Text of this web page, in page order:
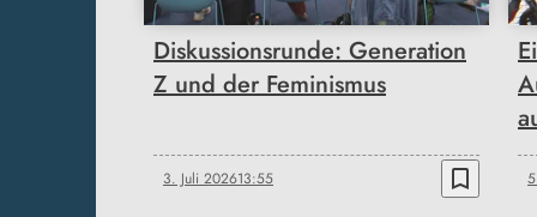
Diskussionsrunde: Generation
Z und der Feminismus
3. Juli 202613:55 bookmark_border